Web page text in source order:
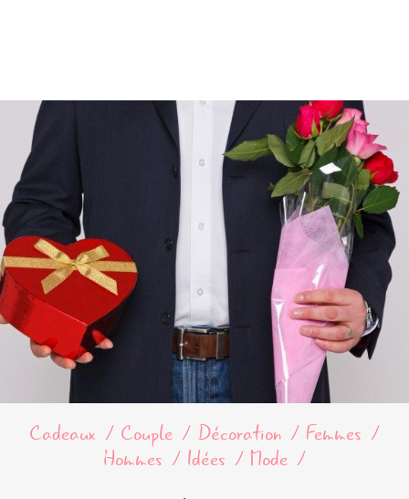
Cadeaux Couple Décoration
Femmes
Hommes
Idées Mode